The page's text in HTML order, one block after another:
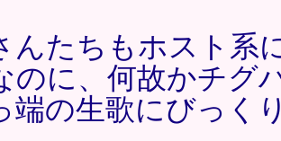
んたちもホスト系
のに、何故かチグ
端の生歌にびっく